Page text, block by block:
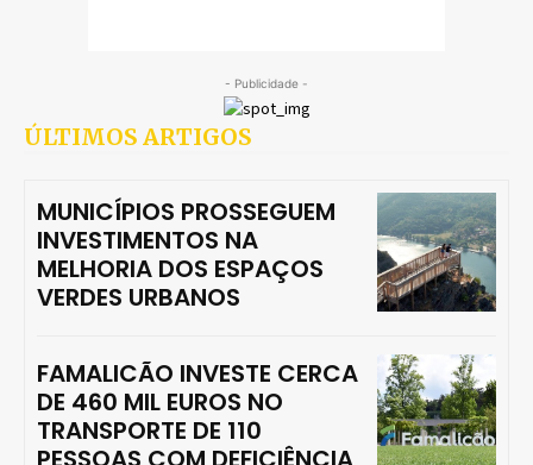
- Publicidade -
ÚLTIMOS ARTIGOS
MUNICÍPIOS PROSSEGUEM
INVESTIMENTOS NA
MELHORIA DOS ESPAÇOS
VERDES URBANOS
FAMALICÃO INVESTE CERCA
DE 460 MIL EUROS NO
TRANSPORTE DE 110